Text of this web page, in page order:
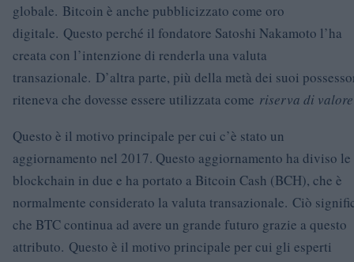
globale. Bitcoin è anche pubblicizzato come oro
digitale. Questo perché il fondatore Satoshi Nakamoto l’ha
creata con l’intenzione di renderla una valuta
transazionale. D’altra parte, più della metà dei suoi
riteneva che dovesse essere utilizzata come riserva di valore
Questo è il motivo principale per cui c’è stato un
aggiornamento nel 2017. Questo aggiornamento ha diviso le
blockchain in due e ha portato a Bitcoin Cash (BCH), che è
normalmente considerato la valuta transazionale. Ciò
che BTC continua ad avere un grande futuro grazie a questo
attributo. Questo è il motivo principale per cui gli esperti